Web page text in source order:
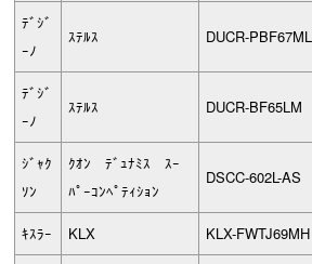
ﾃﾞｼﾞ
ｰﾉ
ｽﾃﾙｽ DUCR-
ﾃﾞｼﾞ
ｰﾉ
ｽﾃﾙｽ DUCR-BF65LM
ｼﾞｬｸ
ｿﾝ
ｸｵﾝ ﾃﾞｭﾅﾐｽ ｽｰ
ﾊﾟｰｺﾝﾍﾟﾃｨｼｮﾝ
DSCC-602L-AS
ｷｽﾗｰ KLX KLX-FWTJ69MH